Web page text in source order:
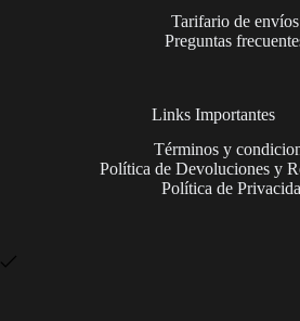
Tarifario de envíos
Preguntas
Links Importantes
Términos y
Política de Devoluciones y
Política de